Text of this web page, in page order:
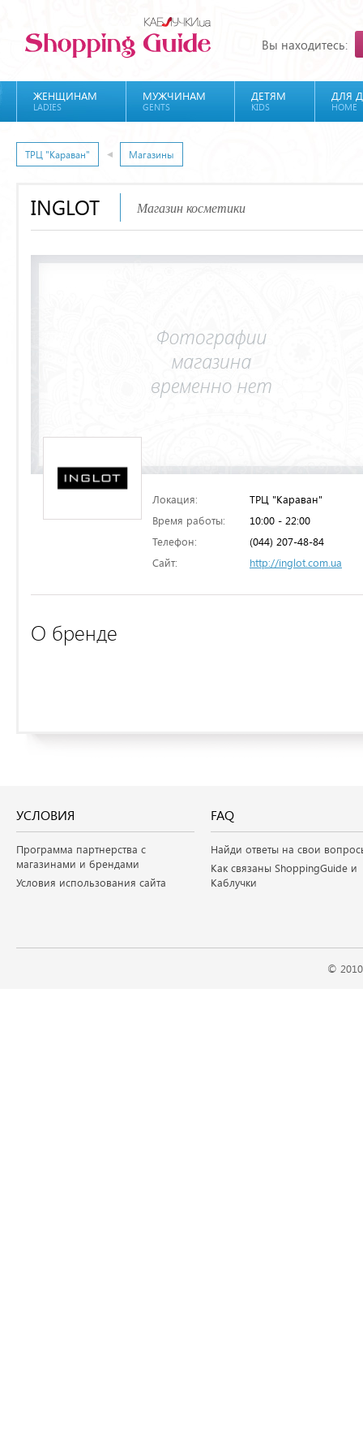
Вы находитесь:
ЖЕНЩИНАМ
LADIES
МУЖЧИНАМ
GENTS
ДЕТЯМ
KIDS
ДЛЯ
HOME
ТРЦ "Караван" Магазины
INGLOT Магазин косметики
Локация:
ТРЦ "Караван"
Время работы:
10:00 - 22:00
Телефон:
(044) 207-48-84
Сайт:
http://inglot.com.ua
О бренде
УСЛОВИЯ
Программа партнерства с
магазинами и брендами
Условия использования сайта
FAQ
Найди ответы на свои
Как связаны ShoppingGuide и
Каблучки
©